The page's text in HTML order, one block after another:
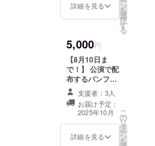
ナー等での掲載
載ください。共
有方法について
こちらからメー
ルをお送りいた
します。 公演終
了後、メール等
にて映像データ
をお送りいたし
ます。 ※備考欄
に希望するお名
前をお書きくだ
詳細を見る ン
を
選
択
す
る
5,000円
【8月10日ま
で！】 公演で配
布するパンフ
レットへお名前
を記載します！
企業・店舗様で
ロゴ・バナー等
での掲載をご希
望される場合、
支援者：3人
お届け予定：
2025年10月
詳細を見る
こ
の
リ
タ
ー
ン
を